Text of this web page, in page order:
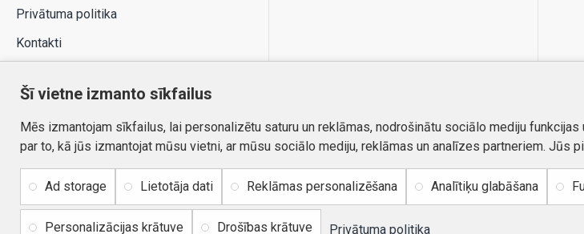
Privātuma politika
Kontakti
Autortiesības © 2026, www.autobode.lv, Visas tiesības
Šī vietne izmanto sīkfailus
Mēs izmantojam sīkfailus, lai personalizētu saturu un reklāmas, nodrošinātu sociālo mediju
par to, kā jūs izmantojat mūsu vietni, ar mūsu sociālo mediju, reklāmas un analīzes partneriem. Jūs
Ad storage Lietotāja dati Reklāmas personalizēšana Analītiķu glabāšana
Personalizācijas krātuve Drošības krātuve Privātuma politika